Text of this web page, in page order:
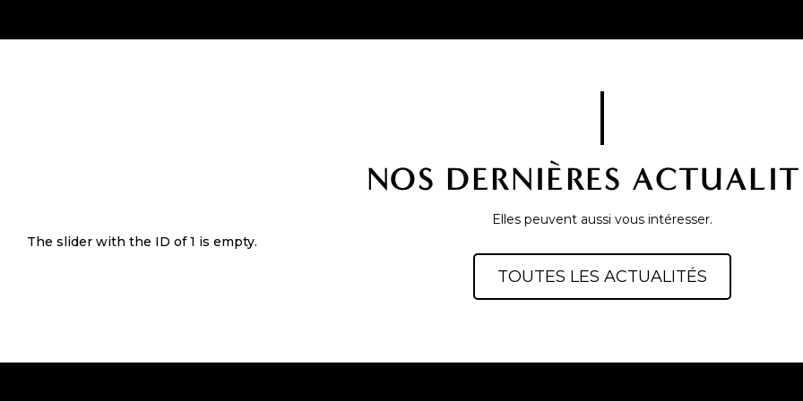
NOS DERNIÈRES
Elles peuvent aussi vous intéresser.
The slider with the ID of 1 is empty.
TOUTES LES ACTUALITÉS